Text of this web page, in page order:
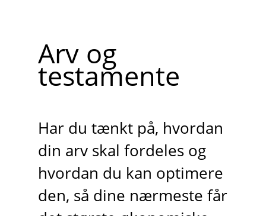
Arv og
testamente
Har du tænkt på, hvordan
din arv skal fordeles og
hvordan du kan optimere
den, så dine nærmeste får